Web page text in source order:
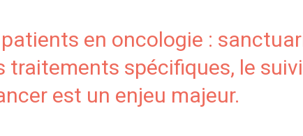
en oncologie :
traitements spécifiques, le
est un enjeu majeur.